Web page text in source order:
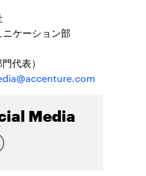
ケーション部
代表）
Media